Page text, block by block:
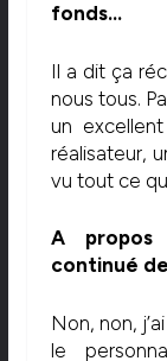
fonds…
Il a dit ça
nous tous.
un
réalisateur,
vu tout ce
A propos
continué
Non, non,
le